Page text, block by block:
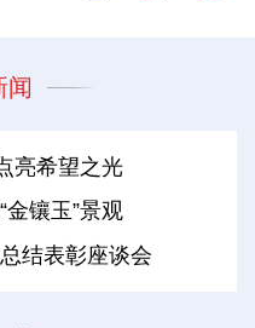
闻
亮希望之光
镶玉”景观
结表彰座谈会